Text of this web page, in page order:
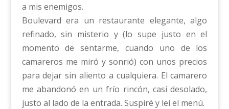
a mis enemigos.
Boulevard era un restaurante elegante, algo
refinado, sin misterio y (lo supe justo en el
momento de sentarme, cuando uno de los
camareros me miró y sonrió) con unos precios
para dejar sin aliento a cualquiera. El camarero
me abandonó en un frío rincón, casi desolado,
justo al lado de la entrada. Suspiré y leí el menú.